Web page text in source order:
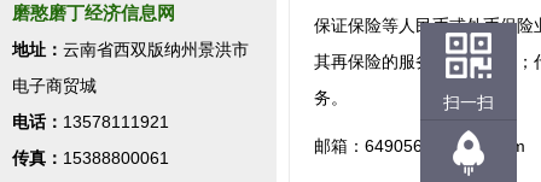
磨憨磨丁经济信息网
地址： 云南省西双版纳州景洪市
电子商贸城
电话： 13578111921
传真： 15388800061
保证保险等人民币或外币保
其再保险的服务与咨询业务
务。
邮箱： 649056823@qq.com
扫一扫